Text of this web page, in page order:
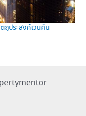
ถุประสงค์เวนคืน